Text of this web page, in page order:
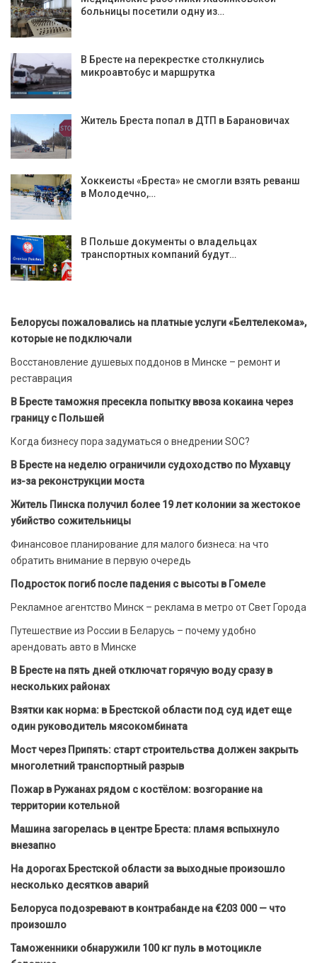
больницы посетили одну из…
В Бресте на перекрестке столкнулись
микроавтобус и маршрутка
Житель Бреста попал в ДТП в Барановичах
Хоккеисты «Бреста» не смогли взять реванш
в Молодечно,…
В Польше документы о владельцах
транспортных компаний будут…
Белорусы пожаловались на платные услуги «Белтелекома»,
которые не подключали
Восстановление душевых поддонов в Минске – ремонт и
реставрация
В Бресте таможня пресекла попытку ввоза кокаина через
границу с Польшей
Когда бизнесу пора задуматься о внедрении SOC?
В Бресте на неделю ограничили судоходство по Мухавцу
из-за реконструкции моста
Житель Пинска получил более 19 лет колонии за жестокое
убийство сожительницы
Финансовое планирование для малого бизнеса: на что
обратить внимание в первую очередь
Подросток погиб после падения с высоты в Гомеле
Рекламное агентство Минск – реклама в метро от Свет Города
Путешествие из России в Беларусь – почему удобно
арендовать авто в Минске
В Бресте на пять дней отключат горячую воду сразу в
нескольких районах
Взятки как норма: в Брестской области под суд идет еще
один руководитель мясокомбината
Мост через Припять: старт строительства должен закрыть
многолетний транспортный разрыв
Пожар в Ружанах рядом с костёлом: возгорание на
территории котельной
Машина загорелась в центре Бреста: пламя вспыхнуло
внезапно
На дорогах Брестской области за выходные произошло
несколько десятков аварий
Белоруса подозревают в контрабанде на €203 000 — что
произошло
Таможенники обнаружили 100 кг пуль в мотоцикле